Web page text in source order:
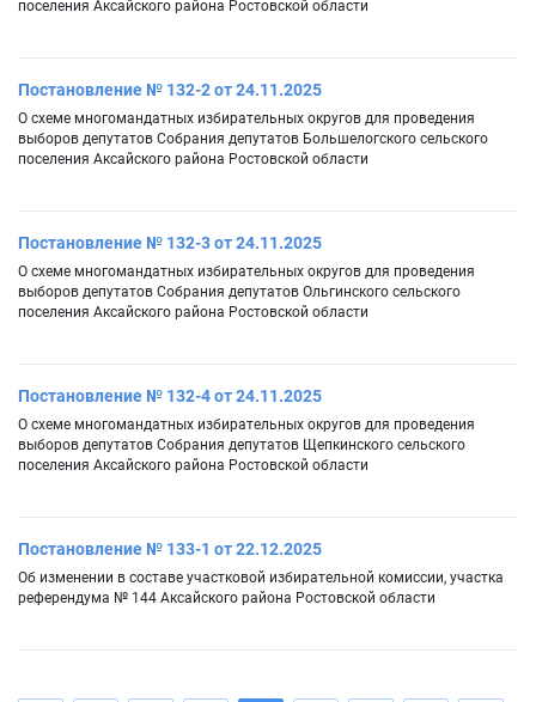
поселения Аксайского района Ростовской области
Постановление № 132-2 от 24.11.2025
О схеме многомандатных избирательных округов для проведения
выборов депутатов Собрания депутатов Большелогского сельского
поселения Аксайского района Ростовской области
Постановление № 132-3 от 24.11.2025
О схеме многомандатных избирательных округов для проведения
выборов депутатов Собрания депутатов Ольгинского сельского
поселения Аксайского района Ростовской области
Постановление № 132-4 от 24.11.2025
О схеме многомандатных избирательных округов для проведения
выборов депутатов Собрания депутатов Щепкинского сельского
поселения Аксайского района Ростовской области
Постановление № 133-1 от 22.12.2025
Об изменении в составе участковой избирательной комиссии, участка
референдума № 144 Аксайского района Ростовской области